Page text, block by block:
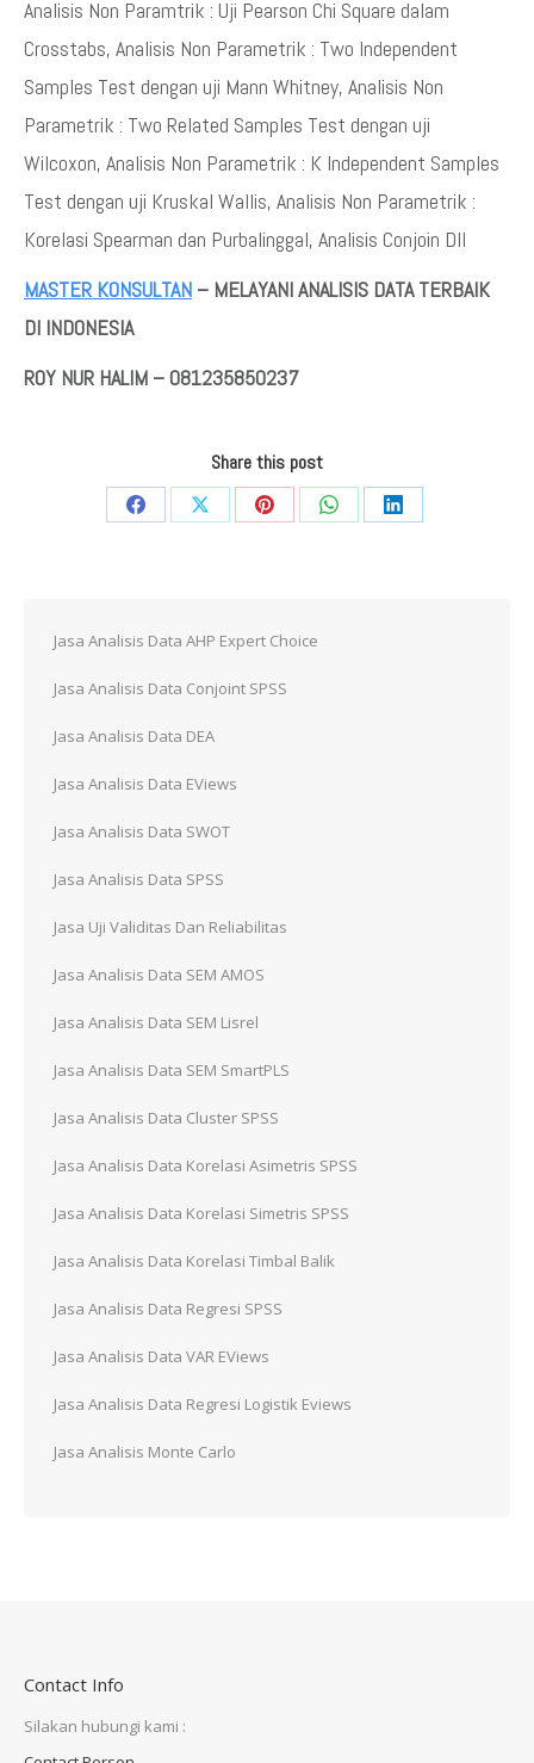
Analisis Non Paramtrik : Uji Pearson Chi Square dalam
Crosstabs, Analisis Non Parametrik : Two Independent
Samples Test dengan uji Mann Whitney, Analisis Non
Parametrik : Two Related Samples Test dengan uji
Wilcoxon, Analisis Non Parametrik : K Independent Samples
Test dengan uji Kruskal Wallis, Analisis Non Parametrik :
Korelasi Spearman dan Purbalinggal, Analisis Conjoin Dll
MASTER KONSULTAN – MELAYANI ANALISIS DATA TERBAIK
DI INDONESIA
ROY NUR HALIM – 081235850237
Share this post
Share
Share
Share
Share
Share
Jasa Analisis Data AHP Expert Choice
Jasa Analisis Data Conjoint SPSS
Jasa Analisis Data DEA
Jasa Analisis Data EViews
Jasa Analisis Data SWOT
Jasa Analisis Data SPSS
Jasa Uji Validitas Dan Reliabilitas
Jasa Analisis Data SEM AMOS
Jasa Analisis Data SEM Lisrel
Jasa Analisis Data SEM SmartPLS
Jasa Analisis Data Cluster SPSS
Jasa Analisis Data Korelasi Asimetris SPSS
Jasa Analisis Data Korelasi Simetris SPSS
Jasa Analisis Data Korelasi Timbal Balik
Jasa Analisis Data Regresi SPSS
Jasa Analisis Data VAR EViews
Jasa Analisis Data Regresi Logistik Eviews
Jasa Analisis Monte Carlo
Contact Info
Silakan hubungi kami :